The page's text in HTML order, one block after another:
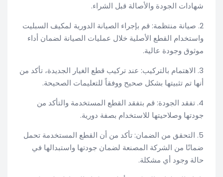
شهادات الجودة والأصالة قبل الشراء.
2. صيانة منتظمة: قم بإجراء الصيانة الدورية لمكيف السبليت
واستخدام القطع الأصلية خلال عمليات الصيانة لضمان أداء
موثوق وجودة عالية.
3. الاهتمام بالتركيب: عند تركيب قطع الغيار الجديدة، تأكد من
أنها تم تثبيتها بشكل صحيح ووفقاً للتعليمات الصحيحة.
4. تفقد الجودة: قم بتفقد القطع المستخدمة والتأكد من
جودتها وصلاحيتها للاستخدام بصفة دورية.
5. التحقق من الضمان: تأكد من أن القطع المستخدمة تحمل
ضمانًا من الشركة المصنعة لضمان جودتها واستبدالها في
حالة وجود أي مشكلة.